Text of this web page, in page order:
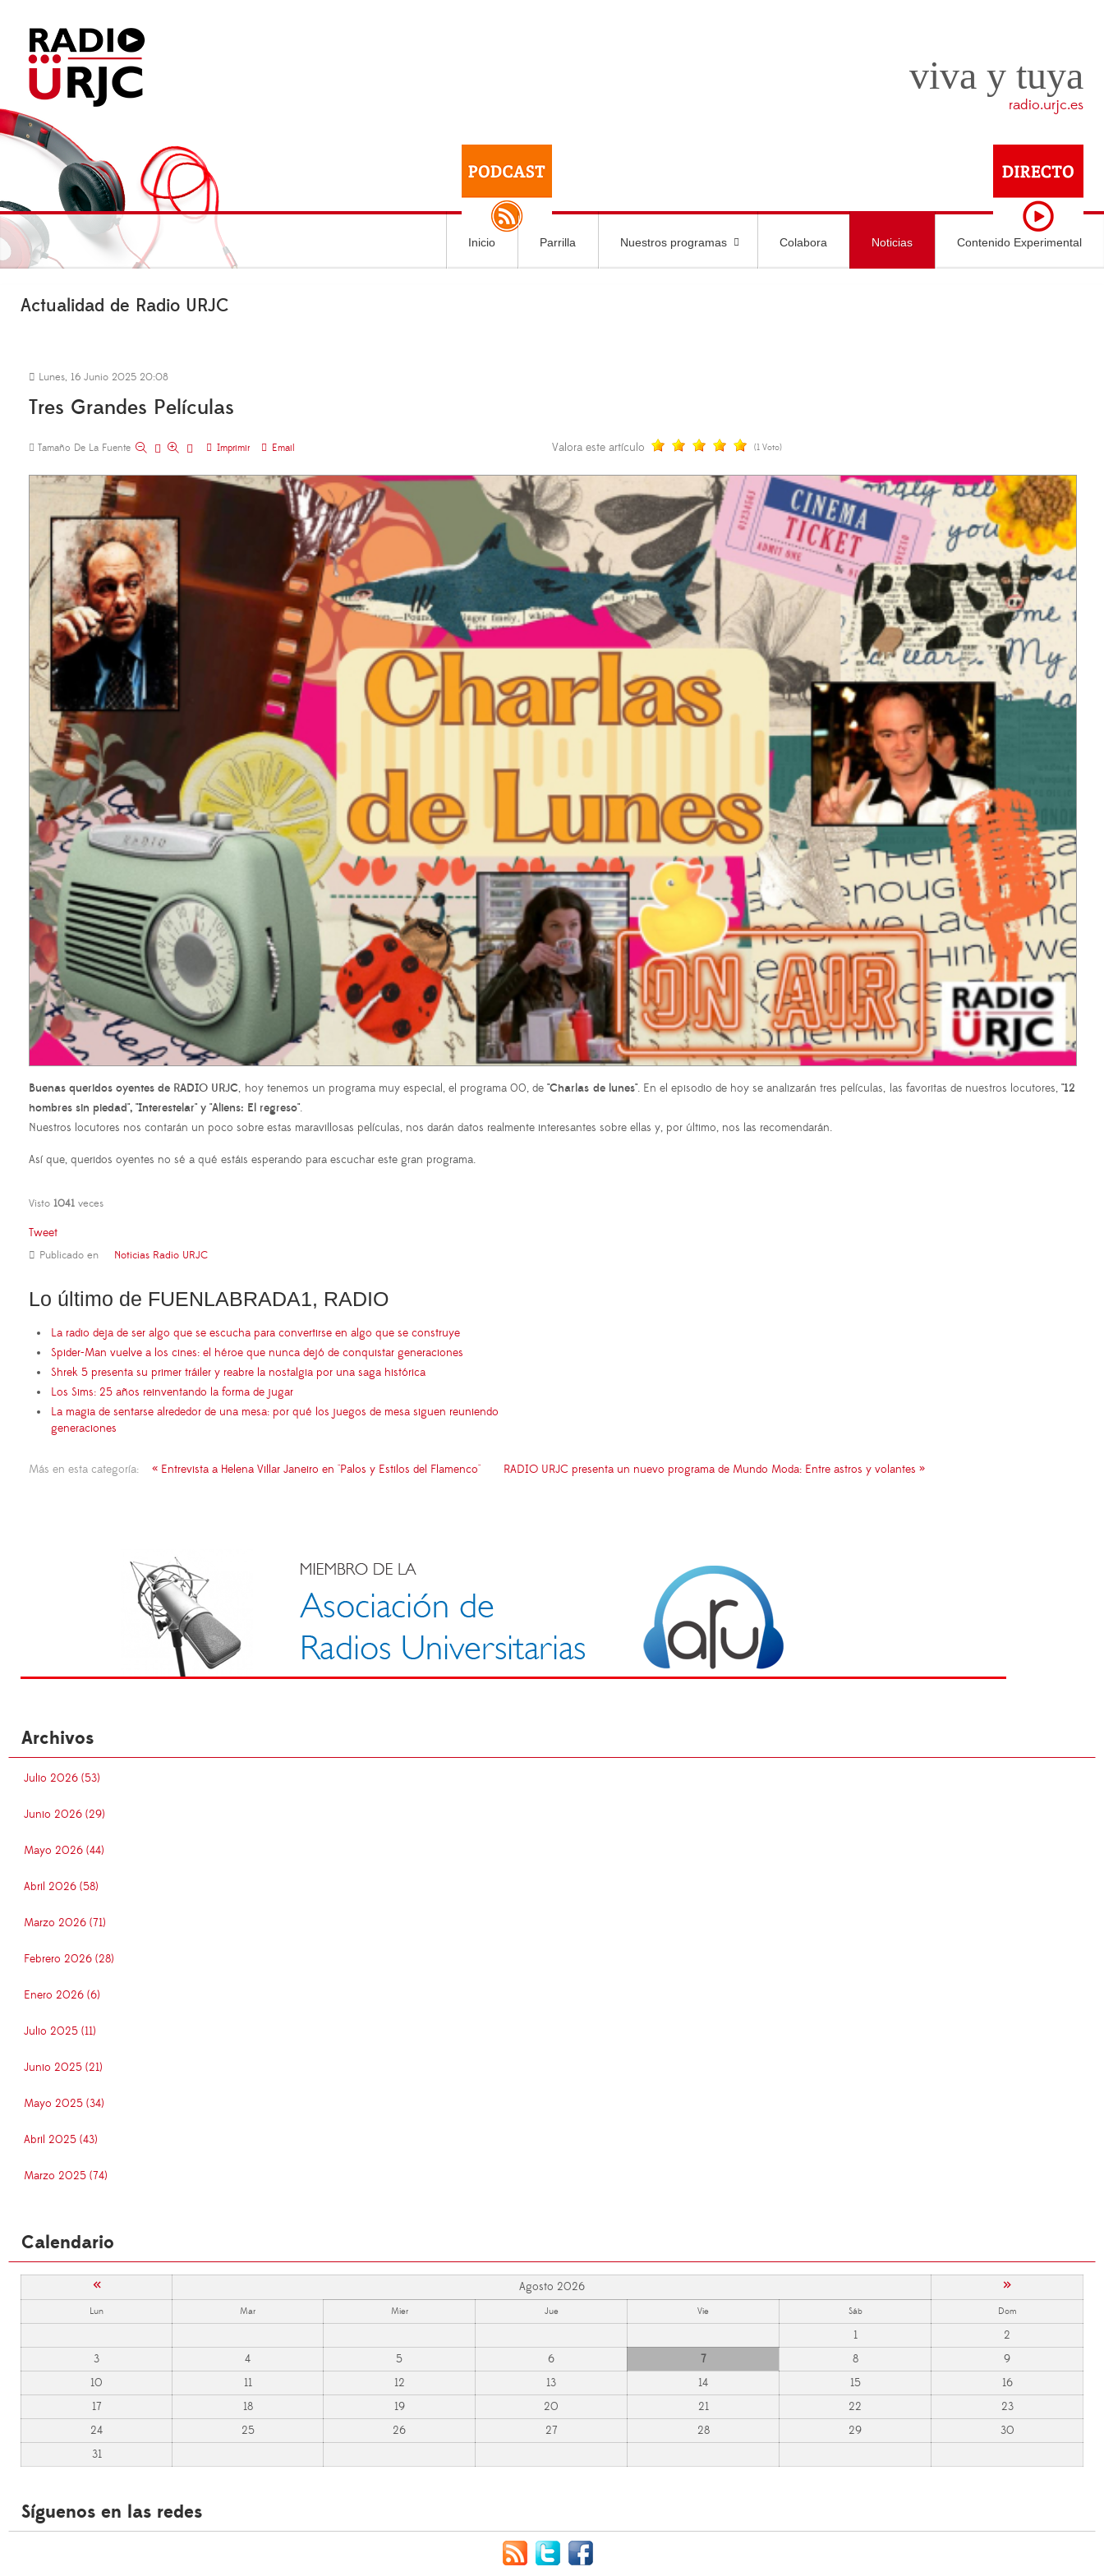
viva y tuya
radio.urjc.es
Inicio Parrilla Nuestros programas Colabora Noticias Contenido Experimental
Actualidad de Radio URJC
Lunes, 16 Junio 2025 20:08
Tres Grandes Películas
Tamaño De La Fuente Imprimir Email Valora este artículo (1 Voto)
Buenas queridos oyentes de RADIO URJC, hoy tenemos un programa muy especial, el programa 00, de"Charlas de lunes". En el episodio de hoy se analizarán tres películas, las favoritas de nuestros locutores,"12
hombres sin piedad", "Interestelar" y "Aliens: El regreso".
Nuestros locutores nos contarán un poco sobre estas maravillosas películas, nos darán datos realmente interesantes sobre ellas y, por último, nos las recomendarán.
Así que, queridos oyentes no sé a qué estáis esperando para escuchar este gran programa.
Visto 1041 veces
Tweet
Publicado en Noticias Radio URJC
Lo último de FUENLABRADA1, RADIO
La radio deja de ser algo que se escucha para convertirse en algo que se construye
Spider-Man vuelve a los cines: el héroe que nunca dejó de conquistar generaciones
Shrek 5 presenta su primer tráiler y reabre la nostalgia por una saga histórica
Los Sims: 25 años reinventando la forma de jugar
La magia de sentarse alrededor de una mesa: por qué los juegos de mesa siguen reuniendo
generaciones
Más en esta categoría: « Entrevista a Helena Villar Janeiro en "Palos y Estilos del Flamenco" RADIO URJC presenta un nuevo programa de Mundo Moda: Entre astros y volantes »
Archivos
Julio 2026 (53)
Junio 2026 (29)
Mayo 2026 (44)
Abril 2026 (58)
Marzo 2026 (71)
Febrero 2026 (28)
Enero 2026 (6)
Julio 2025 (11)
Junio 2025 (21)
Mayo 2025 (34)
Abril 2025 (43)
Marzo 2025 (74)
Calendario
« Agosto 2026 »
Lun Mar Mier Jue Vie Sáb Dom
1
2
3
4 5 6 7 8
9
10
11 12 13 14 15
16
17
18 19 20 21 22
23
24
25 26 27 28 29
30
31
Síguenos en las redes